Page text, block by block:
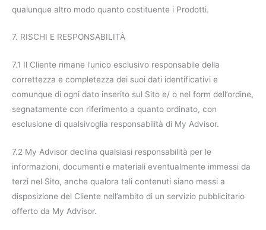
qualunque altro modo quanto costituente i Prodotti.
7. RISCHI E RESPONSABILITÀ
7.1 Il Cliente rimane l’unico esclusivo responsabile della
correttezza e completezza dei suoi dati identificativi e
comunque di ogni dato inserito sul Sito e/ o nel form dell’ordine,
segnatamente con riferimento a quanto ordinato, con
esclusione di qualsivoglia responsabilità di My Advisor.
7.2 My Advisor declina qualsiasi responsabilità per le
informazioni, documenti e materiali eventualmente immessi da
terzi nel Sito, anche qualora tali contenuti siano messi a
disposizione del Cliente nell’ambito di un servizio pubblicitario
offerto da My Advisor.